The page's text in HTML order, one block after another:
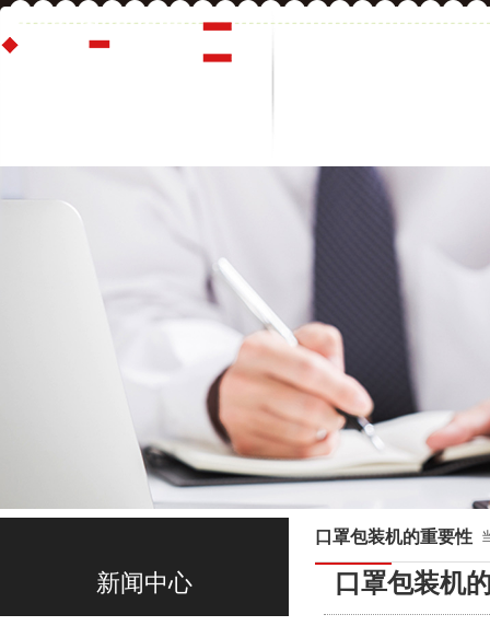
新闻中心
口罩包装机的重要性
口罩包装机